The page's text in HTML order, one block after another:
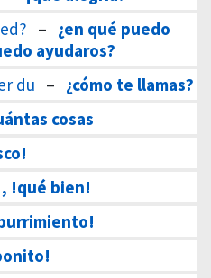
– ¿en qué puedo
ayudaros?
du – ¿cómo te llamas?
cosas
!qué bien!